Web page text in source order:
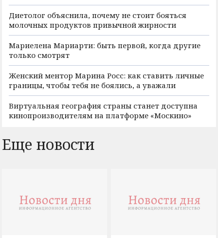
Диетолог объяснила, почему не стоит бояться
молочных продуктов привычной жирности
Мариелена Мариарти: быть первой, когда другие
только смотрят
Женский ментор Марина Росс: как ставить личные
границы, чтобы тебя не боялись, а уважали
Виртуальная география страны станет доступна
кинопроизводителям на платформе «Москино»
Еще новости